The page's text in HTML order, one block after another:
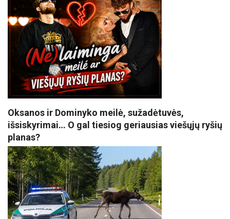
Oksanos ir Dominyko meilė, sužadėtuvės,
išsiskyrimai… O gal tiesiog geriausias viešųjų ryšių
planas?